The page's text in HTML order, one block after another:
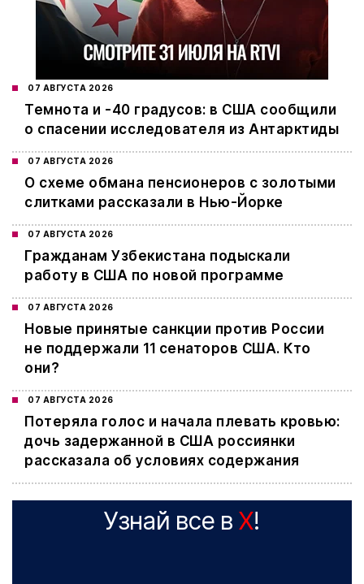
07 АВГУСТА 2026
Темнота и -40 градусов: в США сообщили
о спасении исследователя из Антарктиды
07 АВГУСТА 2026
О схеме обмана пенсионеров с золотыми
слитками рассказали в Нью-Йорке
07 АВГУСТА 2026
Гражданам Узбекистана подыскали
работу в США по новой программе
07 АВГУСТА 2026
Новые принятые санкции против России
не поддержали 11 сенаторов США. Кто
они?
07 АВГУСТА 2026
Потеряла голос и начала плевать кровью:
дочь задержанной в США россиянки
рассказала об условиях содержания
Узнай все в X!